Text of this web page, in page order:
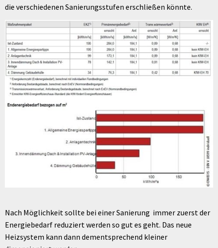
die verschiedenen Sanierungsstufen erschließen könnte.
Nach Möglichkeit sollte bei einer Sanierung immer zuerst der
Energiebedarf reduziert werden so gut es geht. Das neue
Heizsystem kann dann dementsprechend kleiner